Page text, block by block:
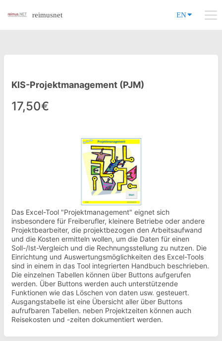
reimusnet EN
KIS-Projektmanagement (PJM)
17,50€
Das Excel-Tool "Projektmanagement" eignet sich
insbesondere für Freiberufler, kleinere Betriebe oder andere
Projektbearbeiter, die projektbezogen den Arbeitsaufwand
und die Kosten ermitteln wollen, um die Daten für einen
Soll-/Ist-Vergleich und die Rechnungsstellung zu nutzen. Die
Einrichtung und Auswertungsmöglichkeiten des Excel-Tools
sind in einem in das Tool integrierten Handbuch beschrieben.
Die einzelnen Tabellen können über Buttons aufgerufen
werden. Über Buttons werden auch unterstützende
Funktionen wie das Löschen von daten usw. gesteuert.
Ausgangstabelle ist eine Übersicht aller über Buttons
aufrufbaren Tabellen. neben Projektzeiten können auch
Reisekosten und -zeiten dokumentiert werden.